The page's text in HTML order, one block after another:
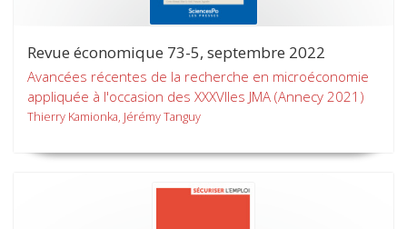
Revue économique 73-5, septembre 2022
Avancées récentes de la recherche en microéconomie
appliquée à l'occasion des XXXVIIes JMA (Annecy 2021)
Thierry Kamionka, Jérémy Tanguy